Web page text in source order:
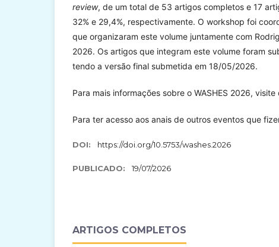
review, de um total de 53 artigos completos e 17
32% e 29,4%, respectivamente. O workshop foi
que organizaram este volume juntamente com
2026. Os artigos que integram este volume foram
tendo a versão final submetida em 18/05/2026.
Para mais informações sobre o WASHES 2026, visite
Para ter acesso aos anais de outros eventos que
DOI: https://doi.org/10.5753/washes.2026
PUBLICADO: 19/07/2026
ARTIGOS COMPLETOS